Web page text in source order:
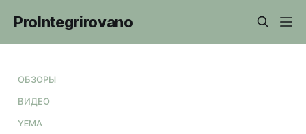
ProIntegrirovano
ОБЗОРЫ
ВИДЕО
YEMA